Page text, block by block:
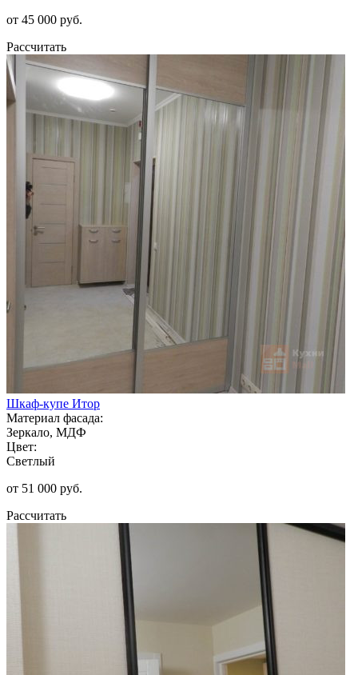
от 45 000 руб.
Рассчитать
Шкаф-купе Итор
Материал фасада:
Зеркало, МДФ
Цвет:
Светлый
от 51 000 руб.
Рассчитать